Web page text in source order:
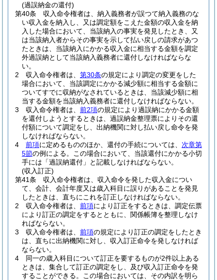
(過誤納金の還付)
第40条
収入命令権者は、納入義務者が誤つて納入義務のな
い収入金を納入し、又は調定額をこえた金額の収入金を納
入した場合において、当該納入の事実を発見したとき、又
は当該納入者からその事実を示して払い戻しの請求があつ
たときは、当該納入にかかる収入金に相当する金額を調定
外過誤納として当該納入義務者に還付しなければならな
い。
2
収入命令権者は、 第30条の規定により調定の変更をした
場合において、当該調定にかかる減少額に相当する金額に
ついてすでに収納がなされているときは、当該減少額に相
当する金額を当該納入義務者に還付しなければならない。
3
収入命令権者は、 前2項の規定により過誤納にかかる金額
を還付しようとするときは、過誤納金整理票によりその還
付額について調定をし、出納機関に対し払い戻し命令を発
しなければならない。
4
前項に定めるもののほか、還付の手続については、 次章第
5節の例による。
この場合において、当該還付にかかる小切
手には「過誤納還付」と記載しなければならない。
(収入訂正)
第41条
収入命令権者は、収入命令を発した収入金につい
て、会計、会計年度又は歳入科目に誤りがあることを発見
したときは、直ちにこれを訂正しなければならない。
2
収入命令権者は、 前項により訂正をするときは、調定伝票
により訂正の調定をするとともに、関係帳簿を整理しなけ
ればならない。
3
収入命令権者は、 前項の規定により訂正の調定をしたとき
は、直ちに出納機関に対し、収入訂正命令を発しなければ
ならない。
4
同一の歳入科目について訂正を要するものが2件以上ある
ときは、集合して訂正の調定をし、及び収入訂正命令を発
することができる。
この場合においては、その内訳を明ら